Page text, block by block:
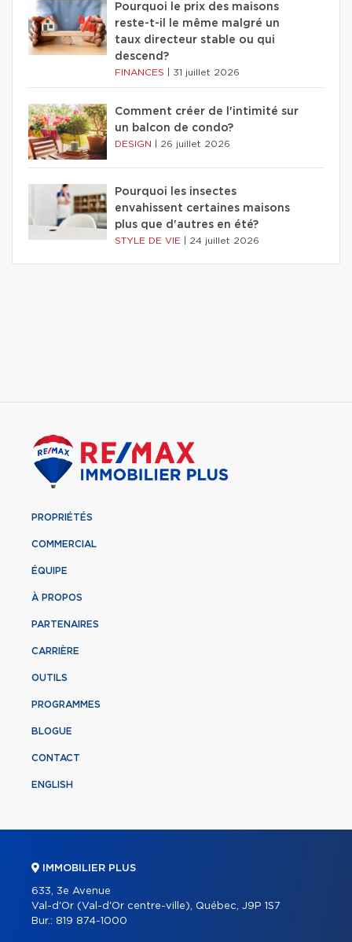
Pourquoi le prix des maisons
reste-t-il le même malgré un
taux directeur stable ou qui
descend?
FINANCES 31 juillet 2026
Comment créer de l'intimité sur
un balcon de condo?
DESIGN 26 juillet 2026
Pourquoi les insectes
envahissent certaines maisons
plus que d'autres en été?
STYLE DE VIE 24 juillet 2026
PROPRIÉTÉS
COMMERCIAL
ÉQUIPE
À PROPOS
PARTENAIRES
CARRIÈRE
OUTILS
PROGRAMMES
BLOGUE
CONTACT
ENGLISH
IMMOBILIER PLUS
633, 3e Avenue
Val-d'Or (Val-d'Or centre-ville), Québec, J9P 1S7
Bur.: 819 874-1000